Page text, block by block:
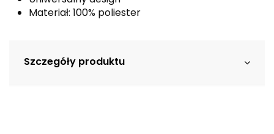
Materiał: 100% poliester
Szczegóły produktu